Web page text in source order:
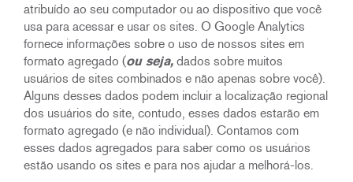
atribuído ao seu computador ou ao dispositivo que você
usa para acessar e usar os sites. O Google Analytics
fornece informações sobre o uso de nossos sites em
formato agregado (ou seja, dados sobre muitos
usuários de sites combinados e não apenas sobre você).
Alguns desses dados podem incluir a localização regional
dos usuários do site, contudo, esses dados estarão em
formato agregado (e não individual). Contamos com
esses dados agregados para saber como os usuários
estão usando os sites e para nos ajudar a melhorá-los.